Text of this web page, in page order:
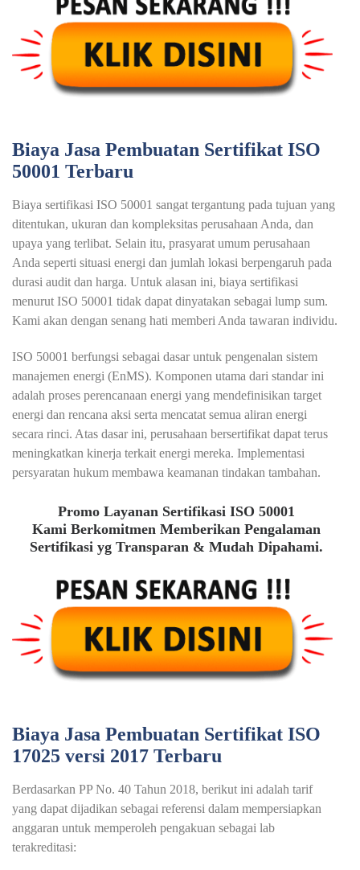
Biaya Jasa Pembuatan Sertifikat ISO
50001 Terbaru
Biaya sertifikasi ISO 50001 sangat tergantung pada tujuan yang
ditentukan, ukuran dan kompleksitas perusahaan Anda, dan
upaya yang terlibat. Selain itu, prasyarat umum perusahaan
Anda seperti situasi energi dan jumlah lokasi berpengaruh pada
durasi audit dan harga. Untuk alasan ini, biaya sertifikasi
menurut ISO 50001 tidak dapat dinyatakan sebagai lump sum.
Kami akan dengan senang hati memberi Anda tawaran individu.
ISO 50001 berfungsi sebagai dasar untuk pengenalan sistem
manajemen energi (EnMS). Komponen utama dari standar ini
adalah proses perencanaan energi yang mendefinisikan target
energi dan rencana aksi serta mencatat semua aliran energi
secara rinci. Atas dasar ini, perusahaan bersertifikat dapat terus
meningkatkan kinerja terkait energi mereka. Implementasi
persyaratan hukum membawa keamanan tindakan tambahan.
Promo Layanan Sertifikasi ISO 50001
Kami Berkomitmen Memberikan Pengalaman
Sertifikasi yg Transparan & Mudah Dipahami.
Biaya Jasa Pembuatan Sertifikat ISO
17025 versi 2017 Terbaru
Berdasarkan PP No. 40 Tahun 2018, berikut ini adalah tarif
yang dapat dijadikan sebagai referensi dalam mempersiapkan
anggaran untuk memperoleh pengakuan sebagai lab
terakreditasi: